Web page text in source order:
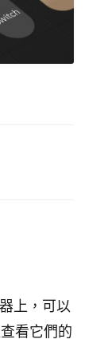
上，可以
看它們的